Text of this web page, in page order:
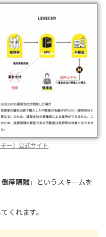
ー）公式サイト
倒産隔離 」というスキームを
くれます。